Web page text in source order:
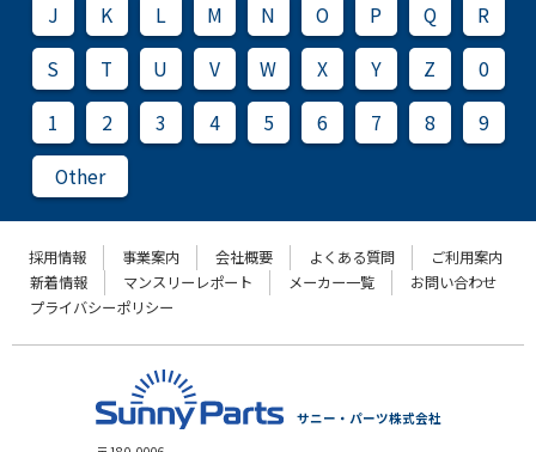
J
K L M N O P Q
R
S
T U V W X Y Z
0
1
2 3 4 5 6 7 8
9
Other
採用情報 事業案内 会社概要 よくある質問
ご利用案内
新着情報
マンスリーレポート メーカー一覧
お問い合わせ
プライバシーポリシー
サニー・パーツ株式会社